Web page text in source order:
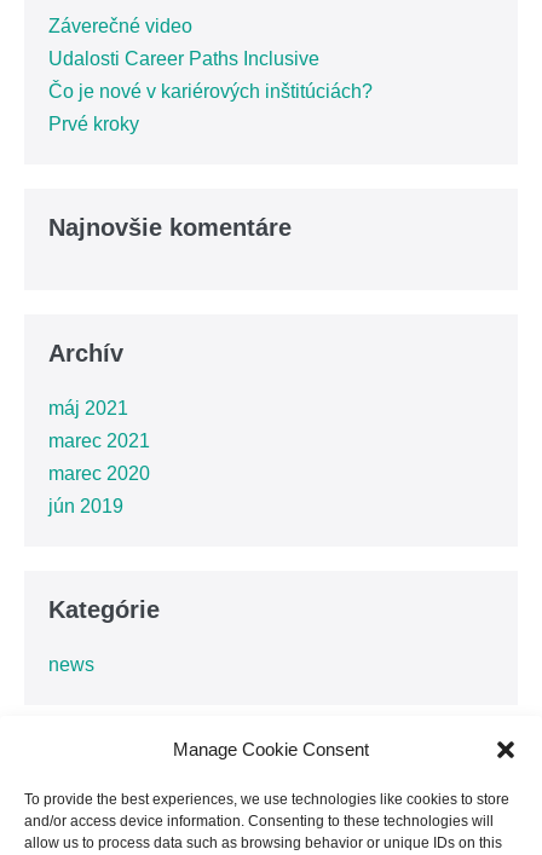
Manage Cookie Consent
To provide the best experiences, we use technologies like cookies to store
and/or access device information. Consenting to these technologies will
allow us to process data such as browsing behavior or unique IDs on this
Záverečné video
Udalosti Career Paths Inclusive
Čo je nové v kariérových inštitúciách?
Prvé kroky
Najnovšie komentáre
Archív
máj 2021
marec 2021
marec 2020
jún 2019
Kategórie
news
Financované Európskou úniou. Vyjadrené názory a postoje sú názormi a